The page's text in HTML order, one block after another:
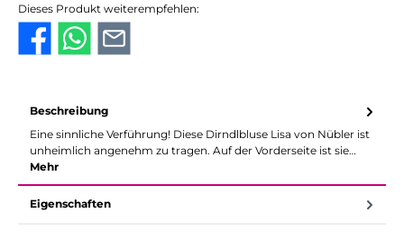
Dieses Produkt weiterempfehlen:
Beschreibung
Eine sinnliche Verführung! Diese Dirndlbluse Lisa von Nübler ist
unheimlich angenehm zu tragen. Auf der Vorderseite ist sie…
Mehr
Eigenschaften